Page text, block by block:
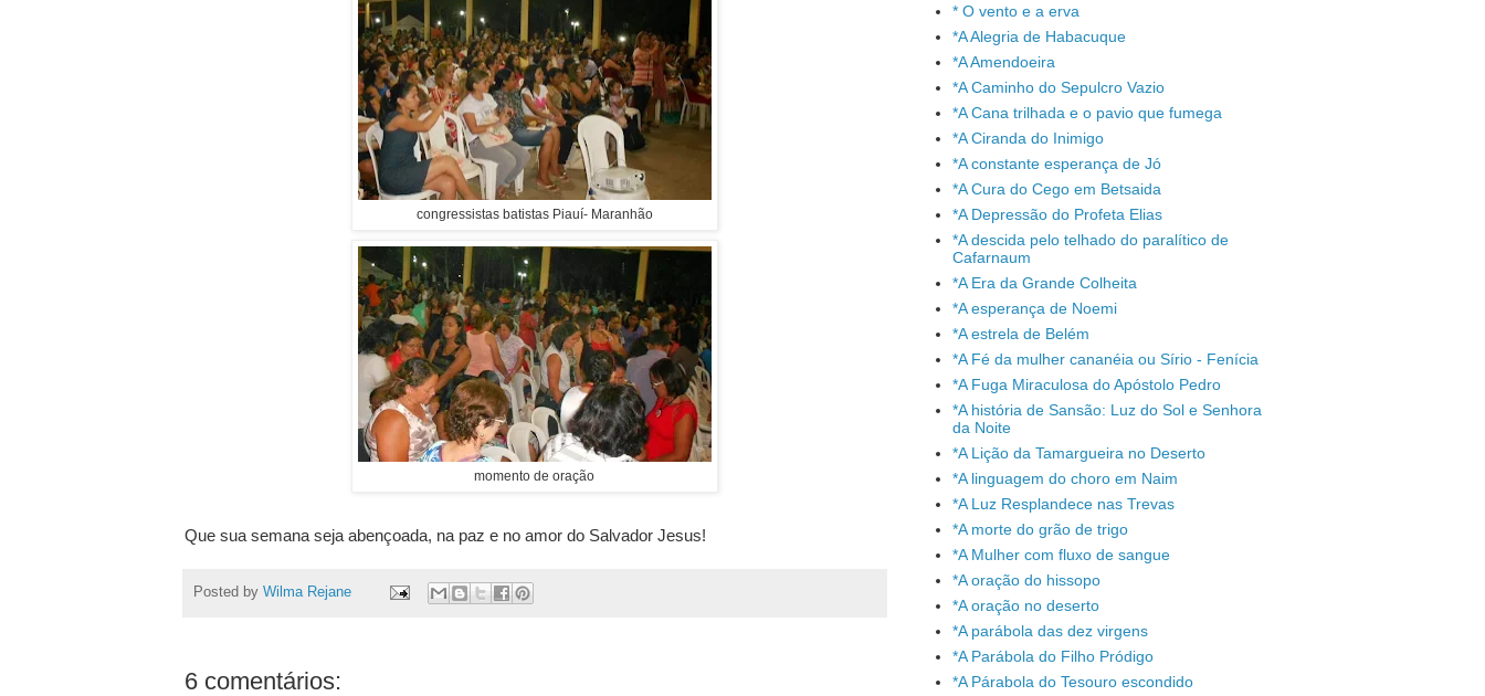
congressistas batistas Piauí- Maranhão
momento de oração
Que sua semana seja abençoada, na paz e no amor do Salvador Jesus!
Posted by Wilma Rejane
6 comentários:
* O vento e a erva
*A Alegria de Habacuque
*A Amendoeira
*A Caminho do Sepulcro Vazio
*A Cana trilhada e o pavio que fumega
*A Ciranda do Inimigo
*A constante esperança de Jó
*A Cura do Cego em Betsaida
*A Depressão do Profeta Elias
*A descida pelo telhado do paralítico de
Cafarnaum
*A Era da Grande Colheita
*A esperança de Noemi
*A estrela de Belém
*A Fé da mulher cananéia ou Sírio - Fenícia
*A Fuga Miraculosa do Apóstolo Pedro
*A história de Sansão: Luz do Sol e Senhora
da Noite
*A Lição da Tamargueira no Deserto
*A linguagem do choro em Naim
*A Luz Resplandece nas Trevas
*A morte do grão de trigo
*A Mulher com fluxo de sangue
*A oração do hissopo
*A oração no deserto
*A parábola das dez virgens
*A Parábola do Filho Pródigo
*A Párabola do Tesouro escondido